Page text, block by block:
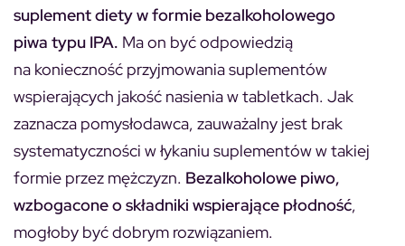
suplement diety w formie bezalkoholowego
piwa typu IPA. Ma on być odpowiedzią
na konieczność przyjmowania suplementów
wspierających jakość nasienia w tabletkach. Jak
zaznacza pomysłodawca, zauważalny jest brak
systematyczności w łykaniu suplementów w takiej
formie przez mężczyzn. Bezalkoholowe piwo,
wzbogacone o składniki wspierające płodność,
mogłoby być dobrym rozwiązaniem.